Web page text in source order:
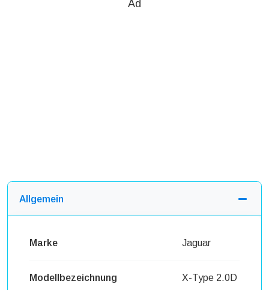
Ad
Allgemein
Marke Jaguar
Modellbezeichnung X-Type 2.0D